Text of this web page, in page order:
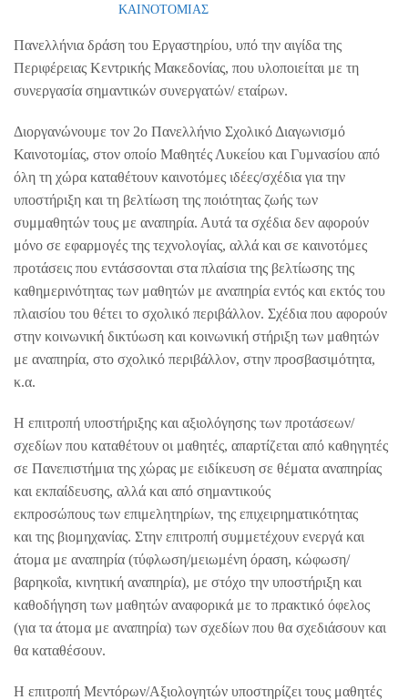
ΚΑΙΝΟΤΟΜΙΑΣ
Πανελλήνια δράση του Εργαστηρίου, υπό την αιγίδα της
Περιφέρειας Κεντρικής Μακεδονίας, που υλοποιείται με τη
συνεργασία σημαντικών συνεργατών/ εταίρων.
Διοργανώνουμε τον 2ο Πανελλήνιο Σχολικό Διαγωνισμό
Καινοτομίας, στον οποίο Μαθητές Λυκείου και Γυμνασίου από
όλη τη χώρα καταθέτουν καινοτόμες ιδέες/σχέδια για την
υποστήριξη και τη βελτίωση της ποιότητας ζωής των
συμμαθητών τους με αναπηρία. Αυτά τα σχέδια δεν αφορούν
μόνο σε εφαρμογές της τεχνολογίας, αλλά και σε καινοτόμες
προτάσεις που εντάσσονται στα πλαίσια της βελτίωσης της
καθημερινότητας των μαθητών με αναπηρία εντός και εκτός του
πλαισίου του θέτει το σχολικό περιβάλλον. Σχέδια που αφορούν
στην κοινωνική δικτύωση και κοινωνική στήριξη των μαθητών
με αναπηρία, στο σχολικό περιβάλλον, στην προσβασιμότητα,
κ.α.
Η επιτροπή υποστήριξης και αξιολόγησης των προτάσεων/
σχεδίων που καταθέτουν οι μαθητές, απαρτίζεται από καθηγητές
σε Πανεπιστήμια της χώρας με ειδίκευση σε θέματα αναπηρίας
και εκπαίδευσης, αλλά και από σημαντικούς
εκπροσώπους των επιμελητηρίων, της επιχειρηματικότητας
και της βιομηχανίας. Στην επιτροπή συμμετέχουν ενεργά και
άτομα με αναπηρία (τύφλωση/μειωμένη όραση, κώφωση/
βαρηκοΐα, κινητική αναπηρία), με στόχο την υποστήριξη και
καθοδήγηση των μαθητών αναφορικά με το πρακτικό όφελος
(για τα άτομα με αναπηρία) των σχεδίων που θα σχεδιάσουν και
θα καταθέσουν.
Η επιτροπή Μεντόρων/Αξιολογητών υποστηρίζει τους μαθητές